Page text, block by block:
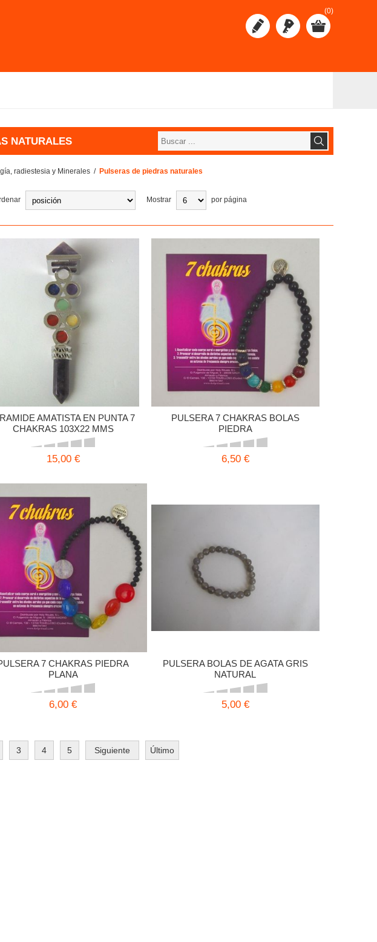
(0)
NATURALES
radiestesia y Minerales / Pulseras de piedras naturales
Mostrar por página
AMATISTA EN PUNTA 7
CHAKRAS 103X22 MMS
15,00 €
PULSERA 7 CHAKRAS BOLAS
PIEDRA
6,50 €
7 CHAKRAS PIEDRA
PLANA
6,00 €
PULSERA BOLAS DE AGATA GRIS
NATURAL
5,00 €
3 4 5 Siguiente Último